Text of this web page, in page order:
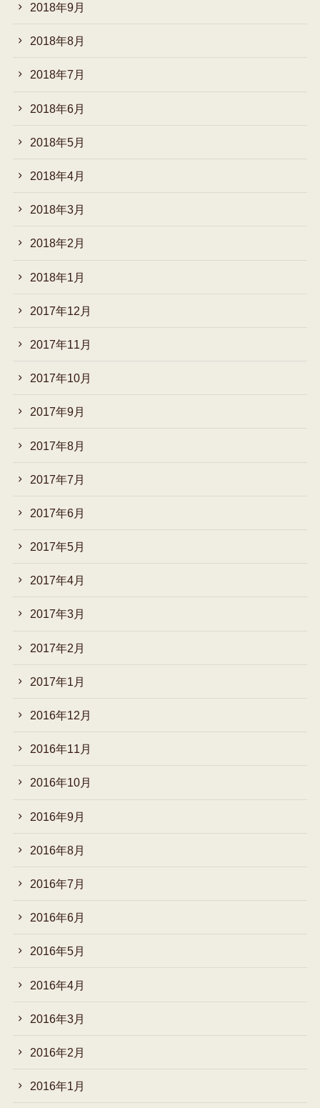
2018年9月
2018年8月
2018年7月
2018年6月
2018年5月
2018年4月
2018年3月
2018年2月
2018年1月
2017年12月
2017年11月
2017年10月
2017年9月
2017年8月
2017年7月
2017年6月
2017年5月
2017年4月
2017年3月
2017年2月
2017年1月
2016年12月
2016年11月
2016年10月
2016年9月
2016年8月
2016年7月
2016年6月
2016年5月
2016年4月
2016年3月
2016年2月
2016年1月